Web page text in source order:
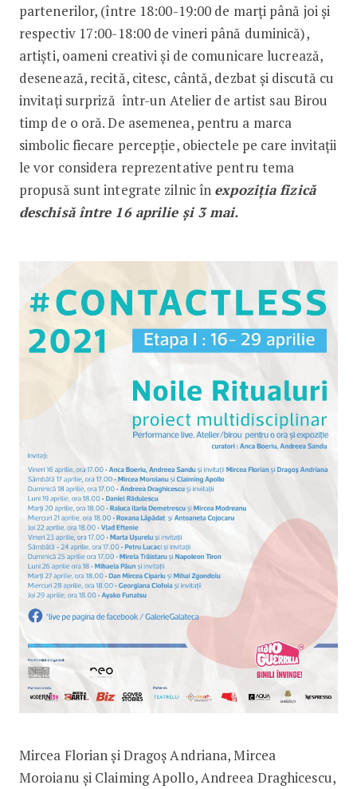
partenerilor, (între 18:00-19:00 de marţi până joi şi
respectiv 17:00-18:00 de vineri până duminică),
artiști, oameni creativi și de comunicare lucrează,
desenează, recită, citesc, cântă, dezbat și discută cu
invitați surpriză într-un Atelier de artist sau Birou
timp de o oră. De asemenea, pentru a marca
simbolic fiecare percepție, obiectele pe care invitaţii
le vor considera reprezentative pentru tema
propusă sunt integrate zilnic în expoziția fizică
deschisă între 16 aprilie şi 3 mai.
Mircea Florian și Dragoș Andriana, Mircea
Moroianu şi Claiming Apollo, Andreea Draghicescu,